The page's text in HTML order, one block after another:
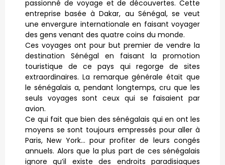
passionné de voyage et de découvertes. Cette
entreprise basée à Dakar, au Sénégal, se veut
une envergure internationale en faisant voyager
des gens venant des quatre coins du monde.
Ces voyages ont pour but premier de vendre la
destination Sénégal en faisant la promotion
touristique de ce pays qui regorge de sites
extraordinaires. La remarque générale était que
le sénégalais a, pendant longtemps, cru que les
seuls voyages sont ceux qui se faisaient par
avion.
Ce qui fait que bien des sénégalais qui en ont les
moyens se sont toujours empressés pour aller à
Paris, New York… pour profiter de leurs congés
annuels. Alors que la plus part de ces sénégalais
ignore qu’il existe des endroits paradisiaques